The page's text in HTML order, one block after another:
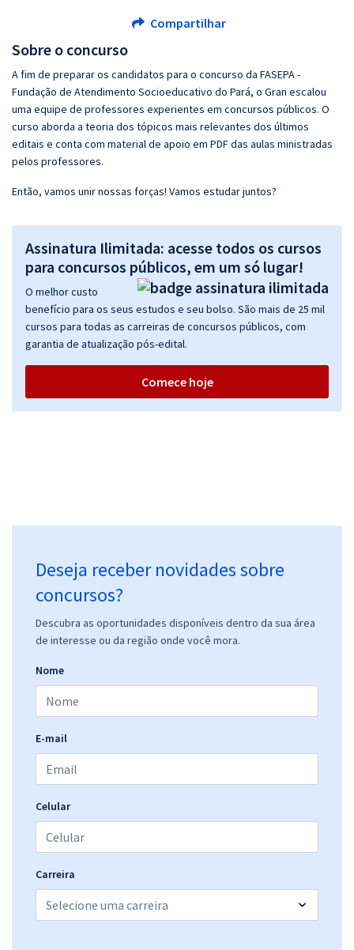
Sobre o concurso
A fim de preparar os candidatos para o concurso da FASEPA -
Fundação de Atendimento Socioeducativo do Pará, o Gran escalou
uma equipe de professores experientes em concursos públicos. O
curso aborda a teoria dos tópicos mais relevantes dos últimos
editais e conta com material de apoio em PDF das aulas ministradas
pelos professores.
Então, vamos unir nossas forças! Vamos estudar juntos?
Assinatura Ilimitada: acesse todos os cursos
para concursos públicos, em um só lugar!
O melhor custo
benefício para os seus estudos e seu bolso. São mais de 25 mil
cursos para todas as carreiras de concursos públicos, com
garantia de atualização pós-edital.
Comece hoje
Deseja receber novidades sobre
concursos?
Descubra as oportunidades disponíveis dentro da sua área
de interesse ou da região onde você mora.
Nome
E-mail
Celular
Carreira
Compartilhar